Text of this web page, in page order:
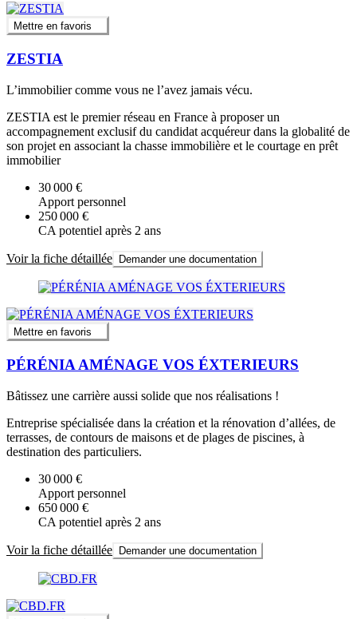
Mettre en favoris
ZESTIA
L’immobilier comme vous ne l’avez jamais vécu.
ZESTIA est le premier réseau en France à proposer un
accompagnement exclusif du candidat acquéreur dans la globalité de
son projet en associant la chasse immobilière et le courtage en prêt
immobilier
30 000 €
Apport personnel
250 000 €
CA potentiel après 2 ans
Voir la fiche détaillée Demander une documentation
Mettre en favoris
PÉRÉNIA AMÉNAGE VOS ÉXTERIEURS
Bâtissez une carrière aussi solide que nos réalisations !
Entreprise spécialisée dans la création et la rénovation d’allées, de
terrasses, de contours de maisons et de plages de piscines, à
destination des particuliers.
30 000 €
Apport personnel
650 000 €
CA potentiel après 2 ans
Voir la fiche détaillée Demander une documentation